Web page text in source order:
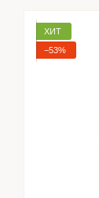
ХИТ
−53%